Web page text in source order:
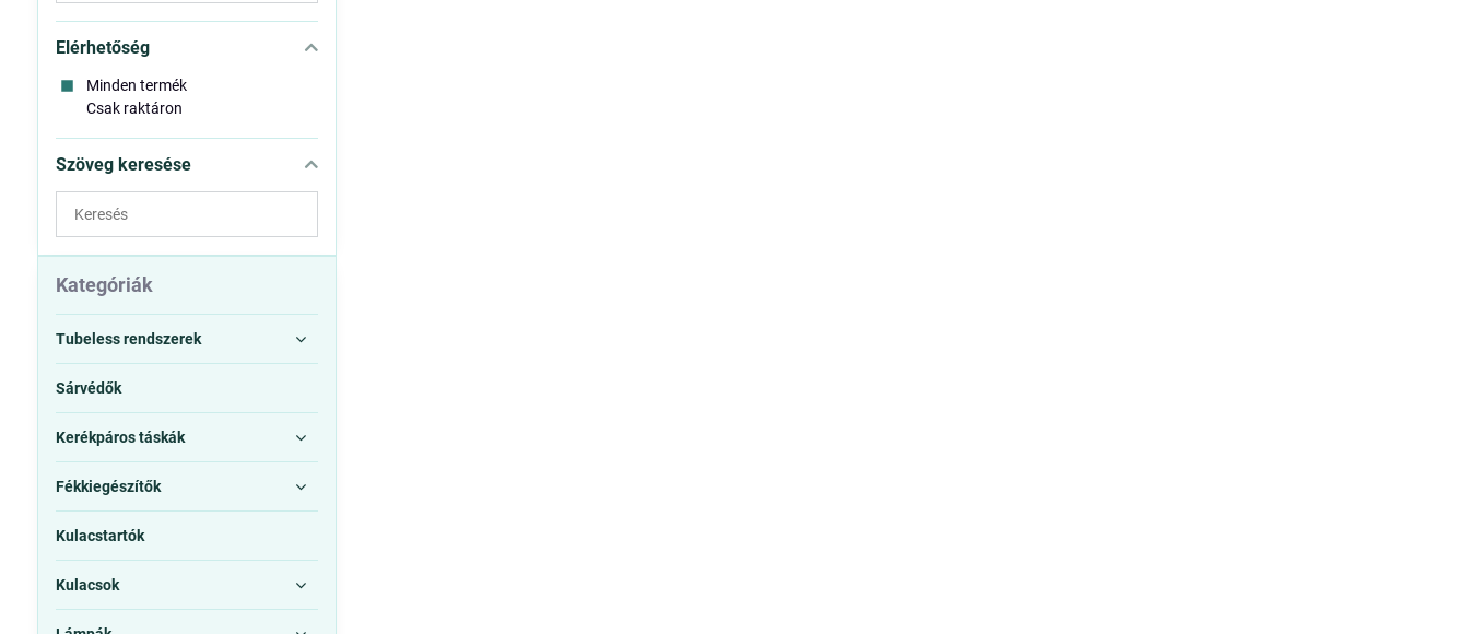
Elérhetőség
Minden termék
Csak raktáron
Szöveg keresése
szűrési
eredmények
teljes
szövegben
Kategóriák
Tubeless rendszerek
Sárvédők
Kerékpáros táskák
Fékkiegészítők
Kulacstartók
Kulacsok